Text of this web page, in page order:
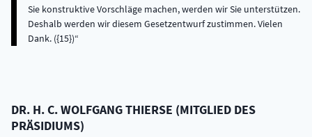
Sie konstruktive Vorschläge machen, werden wir Sie unterstützen.
Deshalb werden wir diesem Gesetzentwurf zustimmen. Vielen
Dank. ({15})
DR. H. C.WOLFGANGTHIERSE (MITGLIED DES
PRÄSIDIUMS)